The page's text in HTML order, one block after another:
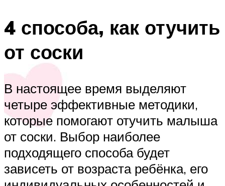
4 способа, как отучить
от соски
В настоящее время выделяют
четыре эффективные методики,
которые помогают отучить малыша
от соски. Выбор наиболее
подходящего способа будет
зависеть от возраста ребёнка, его